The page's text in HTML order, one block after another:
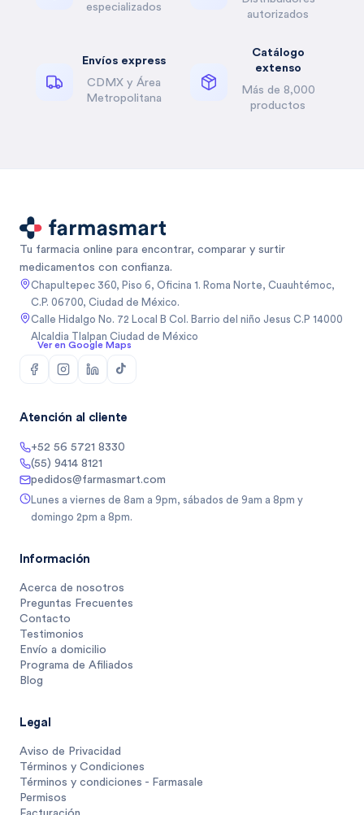
especializados
autorizados
Envíos express
CDMX y Área
Metropolitana
Catálogo
extenso
Más de 8,000
productos
Tu farmacia online para encontrar, comparar y surtir
medicamentos con confianza.
Chapultepec 360, Piso 6, Oficina 1. Roma Norte, Cuauhtémoc,
C.P. 06700, Ciudad de México.
Calle Hidalgo No. 72 Local B Col. Barrio del niño Jesus C.P 14000
Alcaldia Tlalpan Ciudad de México
Ver en Google Maps
Atención al cliente
+52 56 5721 8330
(55) 9414 8121
pedidos@farmasmart.com
Lunes a viernes de 8am a 9pm, sábados de 9am a 8pm y
domingo 2pm a 8pm.
Información
Acerca de nosotros
Preguntas Frecuentes
Contacto
Testimonios
Envío a domicilio
Programa de Afiliados
Blog
Legal
Aviso de Privacidad
Términos y Condiciones
Términos y condiciones - Farmasale
Permisos